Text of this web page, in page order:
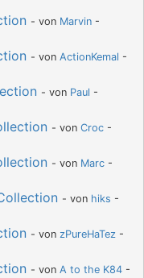
- von Marvin -
- von ActionKemal -
- von Paul -
- von Croc -
- von Marc -
- von hiks -
- von zPureHaTez -
- von A to the K84 -